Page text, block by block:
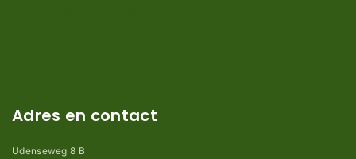
Adres en contact
Udenseweg 8 B